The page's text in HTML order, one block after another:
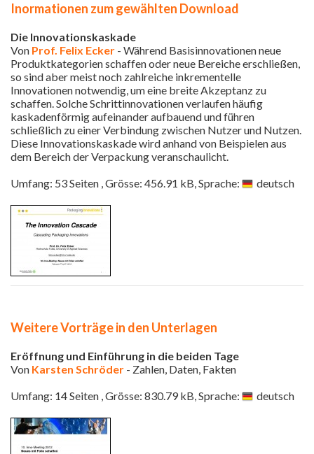
Inormationen zum gewählten Download
Die Innovationskaskade
Von Prof. Felix Ecker - Während Basisinnovationen neue
Produktkategorien schaffen oder neue Bereiche erschließen,
so sind aber meist noch zahlreiche inkrementelle
Innovationen notwendig, um eine breite Akzeptanz zu
schaffen. Solche Schrittinnovationen verlaufen häufig
kaskadenförmig aufeinander aufbauend und führen
schließlich zu einer Verbindung zwischen Nutzer und Nutzen.
Diese Innovationskaskade wird anhand von Beispielen aus
dem Bereich der Verpackung veranschaulicht.
Umfang: 53 Seiten , Grösse: 456.91 kB, Sprache:
deutsch
Weitere Vorträge in den Unterlagen
Eröffnung und Einführung in die beiden Tage
Von Karsten Schröder - Zahlen, Daten, Fakten
Umfang: 14 Seiten , Grösse: 830.79 kB, Sprache:
deutsch